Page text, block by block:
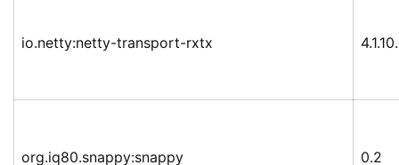
io.netty:netty-transport-rxtx
org.iq80.snappy:snappy 0.2